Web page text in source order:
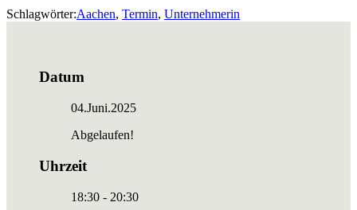
Schlagwörter:Aachen, Termin, Unternehmerin
Datum
04.Juni.2025
Abgelaufen!
Uhrzeit
18:30 - 20:30